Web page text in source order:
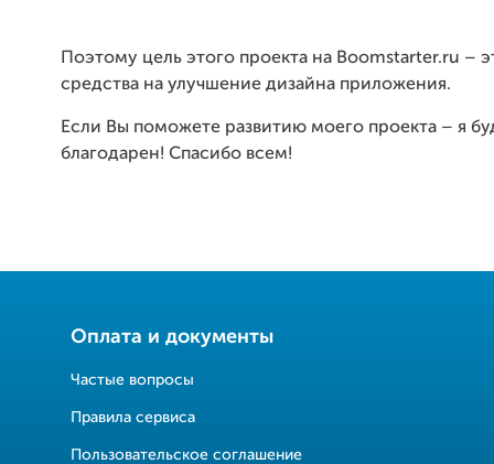
Поэтому цель этого проекта на Boomstarter.ru –
средства на улучшение дизайна приложения.
Если Вы поможете развитию моего проекта – я
благодарен! Спасибо всем!
Оплата и документы
Частые вопросы
Правила сервиса
Пользовательское соглашение